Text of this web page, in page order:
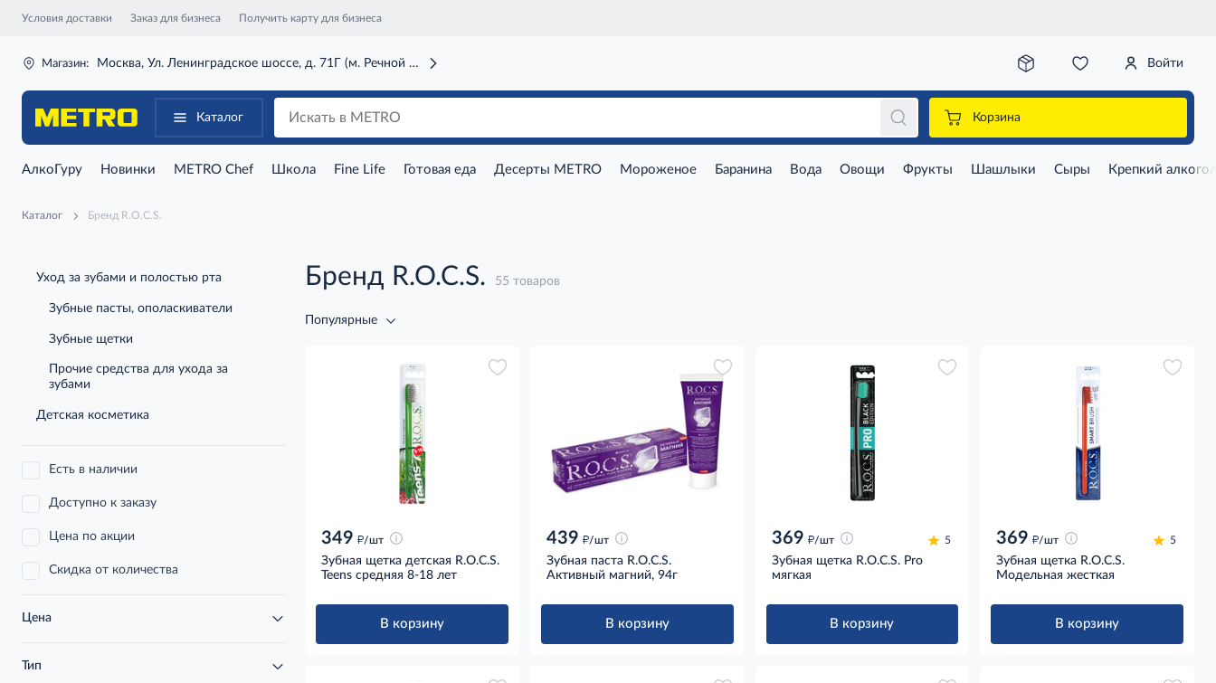
Условия доставки Заказ для бизнеса Получить карту для бизнеса
Магазин: Москва, Ул. Ленинградское шоссе, д. 71Г (м. Речной вокзал) Войти
Каталог Корзина
АлкоГуру Новинки METRO Chef Школа Fine Life Готовая еда Десерты METRO Мороженое Баранина Вода Овощи Фрукты Шашлыки Сыры Крепкий
Каталог Бренд R.O.C.S.
Уход за зубами и полостью рта
Зубные пасты, ополаскиватели
Зубные щетки
Прочие средства для ухода за
зубами
Детская косметика
Есть в наличии
Доступно к заказу
Цена по акции
Скидка от количества
Цена
Тип
Бренд R.O.C.S. 55 товаров
Популярные
349 д/шт
Зубная щетка детская R.O.C.S.
Teens средняя 8-18 лет
В корзину
439 д/шт
Зубная паста R.O.C.S.
Активный магний, 94г
В корзину
369 д/шт 5
Зубная щетка R.O.C.S. Pro
мягкая
В корзину
369 д/шт 5
Зубная щетка R.O.C.S.
Модельная жесткая
В корзину